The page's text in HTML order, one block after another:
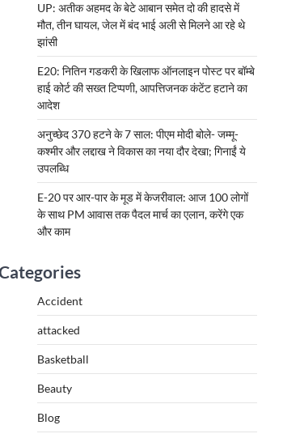
UP: अतीक अहमद के बेटे आबान समेत दो की हादसे में
मौत, तीन घायल, जेल में बंद भाई अली से मिलने आ रहे थे
झांसी
E20: नितिन गडकरी के खिलाफ ऑनलाइन पोस्ट पर बॉम्बे
हाई कोर्ट की सख्त टिप्पणी, आपत्तिजनक कंटेंट हटाने का
आदेश
अनुच्छेद 370 हटने के 7 साल: पीएम मोदी बोले- जम्मू-
कश्मीर और लद्दाख ने विकास का नया दौर देखा; गिनाईं ये
उपलब्धि
E-20 पर आर-पार के मूड में केजरीवाल: आज 100 लोगों
के साथ PM आवास तक पैदल मार्च का एलान, करेंगे एक
और काम
Accident
attacked
Basketball
Beauty
Blog